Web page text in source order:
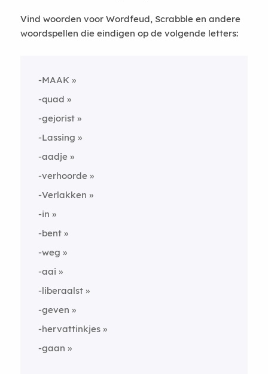
Vind woorden voor Wordfeud, Scrabble en andere
woordspellen die eindigen op de volgende letters:
-MAAK
-quad
-gejorist
-Lassing
-aadje
-verhoorde
-Verlakken
-in
-bent
-weg
-aai
-liberaalst
-geven
-hervattinkjes
-gaan